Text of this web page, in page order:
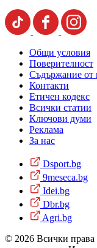
Общи условия
Поверителност
Съдържание от
Контакти
Етичен кодекс
Всички статии
Ключови думи
Реклама
За нас
Dsport.bg
9meseca.bg
Idei.bg
Dbr.bg
Agri.bg
© 2026 Всички права